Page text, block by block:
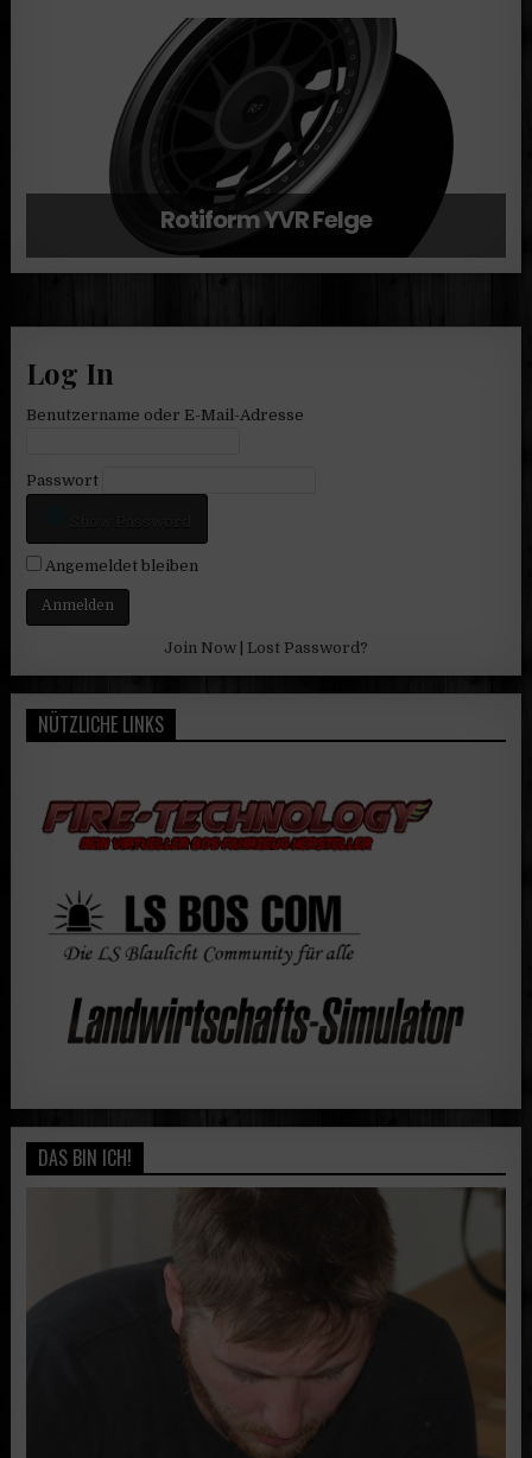
Rotiform YVR Felge
Log In
Benutzername oder E-Mail-Adresse
Passwort
Show Password
Angemeldet bleiben
Join Now Lost Password?
NÜTZLICHE LINKS
DAS BIN ICH!